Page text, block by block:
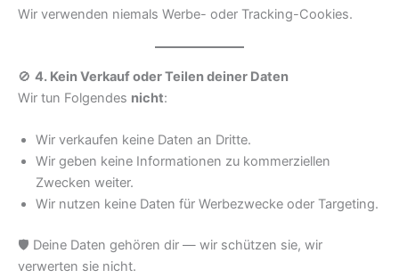
Wir verwenden niemals Werbe- oder Tracking-Cookies.
🚫 4. Kein Verkauf oder Teilen deiner Daten
Wir tun Folgendes nicht:
Wir verkaufen keine Daten an Dritte.
Wir geben keine Informationen zu kommerziellen
Zwecken weiter.
Wir nutzen keine Daten für Werbezwecke oder Targeting.
🛡️ Deine Daten gehören dir — wir schützen sie, wir
verwerten sie nicht.